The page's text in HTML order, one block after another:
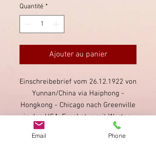
Quantité *
Ajouter au panier
Einschreibebrief vom 26.12.1922 von
Yunnan/China via Haiphong -
Hongkong - Chicago nach Greenville
in den USA. Frankatur mit Werten,
welche nur in Yunnanfou verwendet
werden durften. Kleine
Email Phone